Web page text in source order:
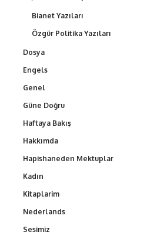
Bianet Yazıları
Özgür Politika Yazıları
Dosya
Engels
Genel
Güne Doğru
Haftaya Bakış
Hakkımda
Hapishaneden Mektuplar
Kadın
Kitaplarim
Nederlands
Sesimiz